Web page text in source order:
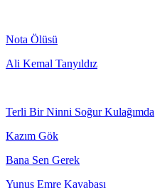
Nota Ölüsü
Ali Kemal Tanyıldız
Terli Bir Ninni Soğur Kulağımda
Kazım Gök
Bana Sen Gerek
Yunus Emre Kayabaşı